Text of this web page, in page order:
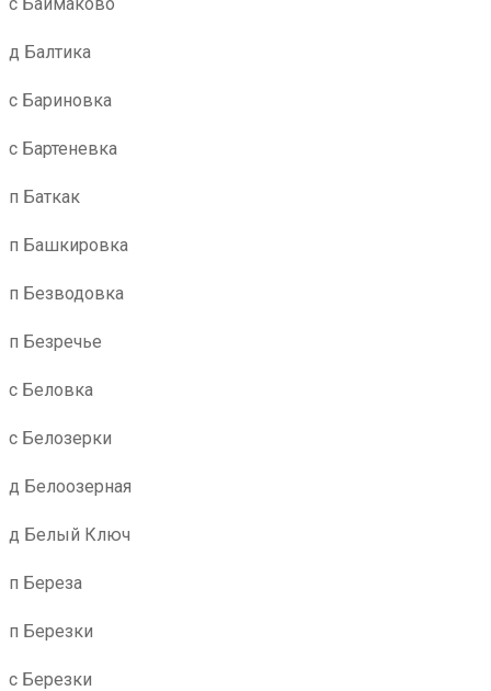
д Балтика
с Бариновка
с Бартеневка
п Баткак
п Башкировка
п Безводовка
п Безречье
с Беловка
с Белозерки
д Белоозерная
д Белый Ключ
п Береза
п Березки
с Березки